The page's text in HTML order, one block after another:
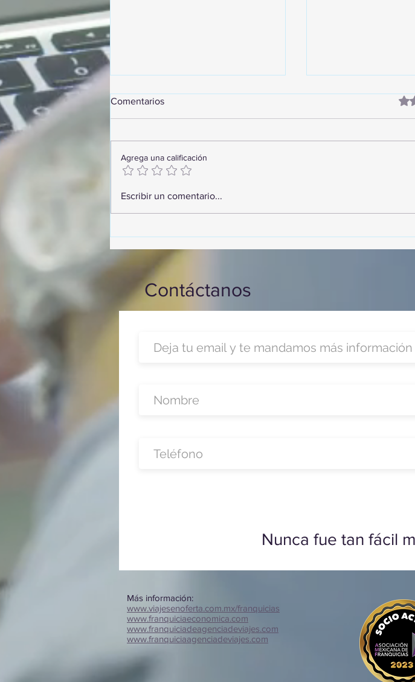
¡Arte, Vino y las Mejores
Comentarios
Agrega una calificación
Escribir un comentario...
Contáctanos
Nunca fue tan fácil
Más información:
www.viajesenoferta.com.mx/franquicias
www.franquiciaeconomica.com
www.franquiciadeagenciadeviajes.com
www.franquiciaagenciadeviajes.com